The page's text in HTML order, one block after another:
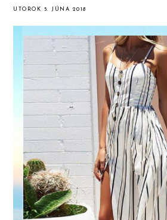
UTOROK 5. JÚNA 2018